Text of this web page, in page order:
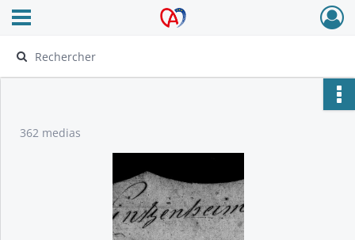
Archives Alsace - Colmar
Ouvrir le menu déroulant
362 medias